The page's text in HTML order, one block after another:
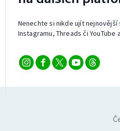
Nenechte si nikde ujít
Instagramu, Threads či YouTube